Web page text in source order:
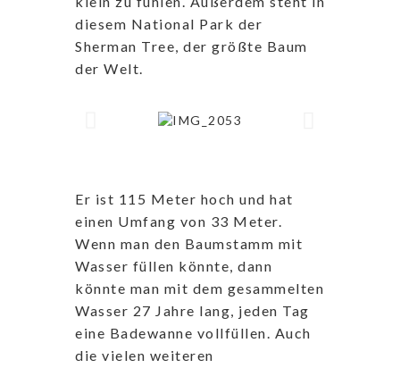
diesem National Park der
Sherman Tree, der größte Baum
der Welt.
Er ist 115 Meter hoch und hat
einen Umfang von 33 Meter.
Wenn man den Baumstamm mit
Wasser füllen könnte, dann
könnte man mit dem gesammelten
Wasser 27 Jahre lang, jeden Tag
eine Badewanne vollfüllen. Auch
die vielen weiteren